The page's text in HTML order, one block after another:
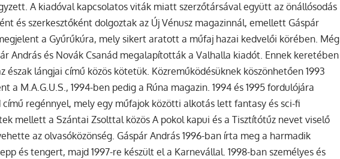
A kiadóval kapcsolatos viták miatt szerzőtársával együtt az önállósodás
és szerkesztőként dolgoztak az Új Vénusz magazinnál, emellett Gáspár
a Gyűrűkúra, mely sikert aratott a műfaj hazai kedvelői körében. Még
András és Novák Csanád megalapították a Valhalla kiadót. Ennek keretében
észak lángjai című közös kötetük. Közreműködésüknek köszönhetően 1993
a M.A.G.U.S., 1994-ben pedig a Rúna magazin. 1994 és 1995 fordulójára
című regénnyel, mely egy műfajok közötti alkotás lett fantasy és sci-fi
mellett aSzántai Zsolttal közösA pokol kapui és aTisztítótűz nevet viselő
az olvasóközönség. Gáspár András 1996-ban írta meg a harmadik
és tengert, majd 1997-re készült el a Karnevállal. 1998-ban személyes és